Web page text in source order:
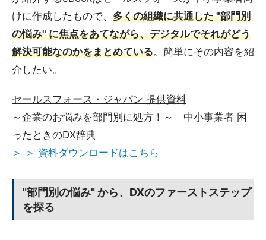
けに作成したもので、 多くの組織に共通した "部門別
の悩み" に焦点をあてながら、デジタルでそれがどう
解決可能なのかをまとめている。簡単にその内容を紹
介したい。
セールスフォース・ジャパン 提供資料
～企業のお悩みを部門別に処方！～ 中小事業者 困
ったときのDX辞典
＞ ＞ 資料ダウンロードはこちら
"部門別の悩み" から、DXのファーストステップ
を探る